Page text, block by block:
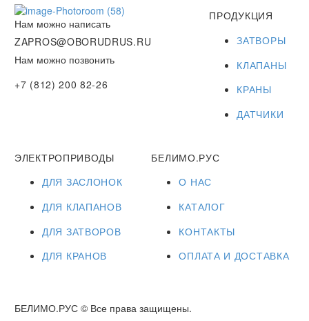
Нам можно написать
ZAPROS@OBORUDRUS.RU
Нам можно позвонить
+7 (812) 200 82-26
ПРОДУКЦИЯ
ЗАТВОРЫ
КЛАПАНЫ
КРАНЫ
ДАТЧИКИ
ЭЛЕКТРОПРИВОДЫ
ДЛЯ ЗАСЛОНОК
ДЛЯ КЛАПАНОВ
ДЛЯ ЗАТВОРОВ
ДЛЯ КРАНОВ
БЕЛИМО.РУС
О НАС
КАТАЛОГ
КОНТАКТЫ
ОПЛАТА И ДОСТАВКА
БЕЛИМО.РУС © Все права защищены.